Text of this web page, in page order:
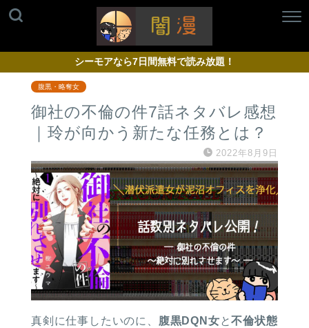
シーモアなら7日間無料で読み放題！
腹黒・略奪女
御社の不倫の件7話ネタバレ感想
｜玲が向かう新たな任務とは？
2022年8月9日
真剣に仕事したいのに、 腹黒DQN女 と不倫状態